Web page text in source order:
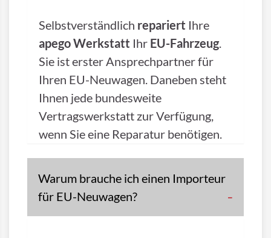
Selbstverständlich repariert Ihre
apego Werkstatt Ihr EU-Fahrzeug.
Sie ist erster Ansprechpartner für
Ihren EU-Neuwagen. Daneben steht
Ihnen jede bundesweite
Vertragswerkstatt zur Verfügung,
wenn Sie eine Reparatur benötigen.
Warum brauche ich einen Importeur
für EU-Neuwagen?